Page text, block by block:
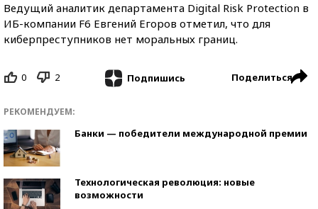
Ведущий аналитик департамента Digital Risk Protection в
ИБ-компании F6 Евгений Егоров отметил, что для
киберпреступников нет моральных границ.
0 2 Подпишись Поделиться
РЕКОМЕНДУЕМ:
Банки — победители международной премии
Технологическая революция: новые
возможности